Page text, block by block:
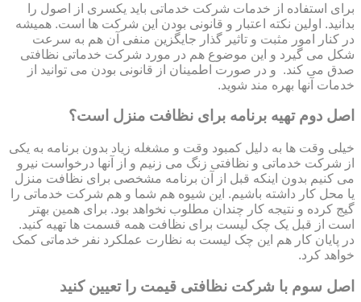
برای استفاده از خدمات شرکت خدماتی باید یکسری از اصول را
بدانید. اولین نکته اعتبار و قانونی بودن این شرکت ها است. همیشه
در کنار امور مثبت و تاثیر گذار جایگزین منفی آن هم به سرعت
شکل می گیرد و این موضوع هم در مورد شرکت خدماتی نظافتی
صدق می کند. و در صورت اطمینان از قانونی بودن می توانید از
خدمات آنها بهره مند شوید.
اصل دوم تهیه برنامه برای نظافت منزل است؟
خیلی وقت ها به دلیل کمبود وقت و مشغله زیاد بدون برنامه به یکی
از شرکت خدماتی و نظافتی زنگ می زنیم و از آنها درخواست نیرو
می کنیم بدون اینکه قبل از آن برنامه مشخصی برای نظافت منزل
یا محل کار داشته باشیم. این شیوه هم شما و هم شرکت خدماتی را
گیج کرده و نتیجه کار چندان مطلوب نخواهد بود. برای همین بهتر
است از قبل یک چک لیست برای نظافت همه قسمت ها تهیه کنید.
در پایان کار هم این چک لیست به نظارت عملکرد نفر خدماتی کمک
خواهد کرد.
اصل سوم با شرکت نظافتی قیمت را تعیین کنید